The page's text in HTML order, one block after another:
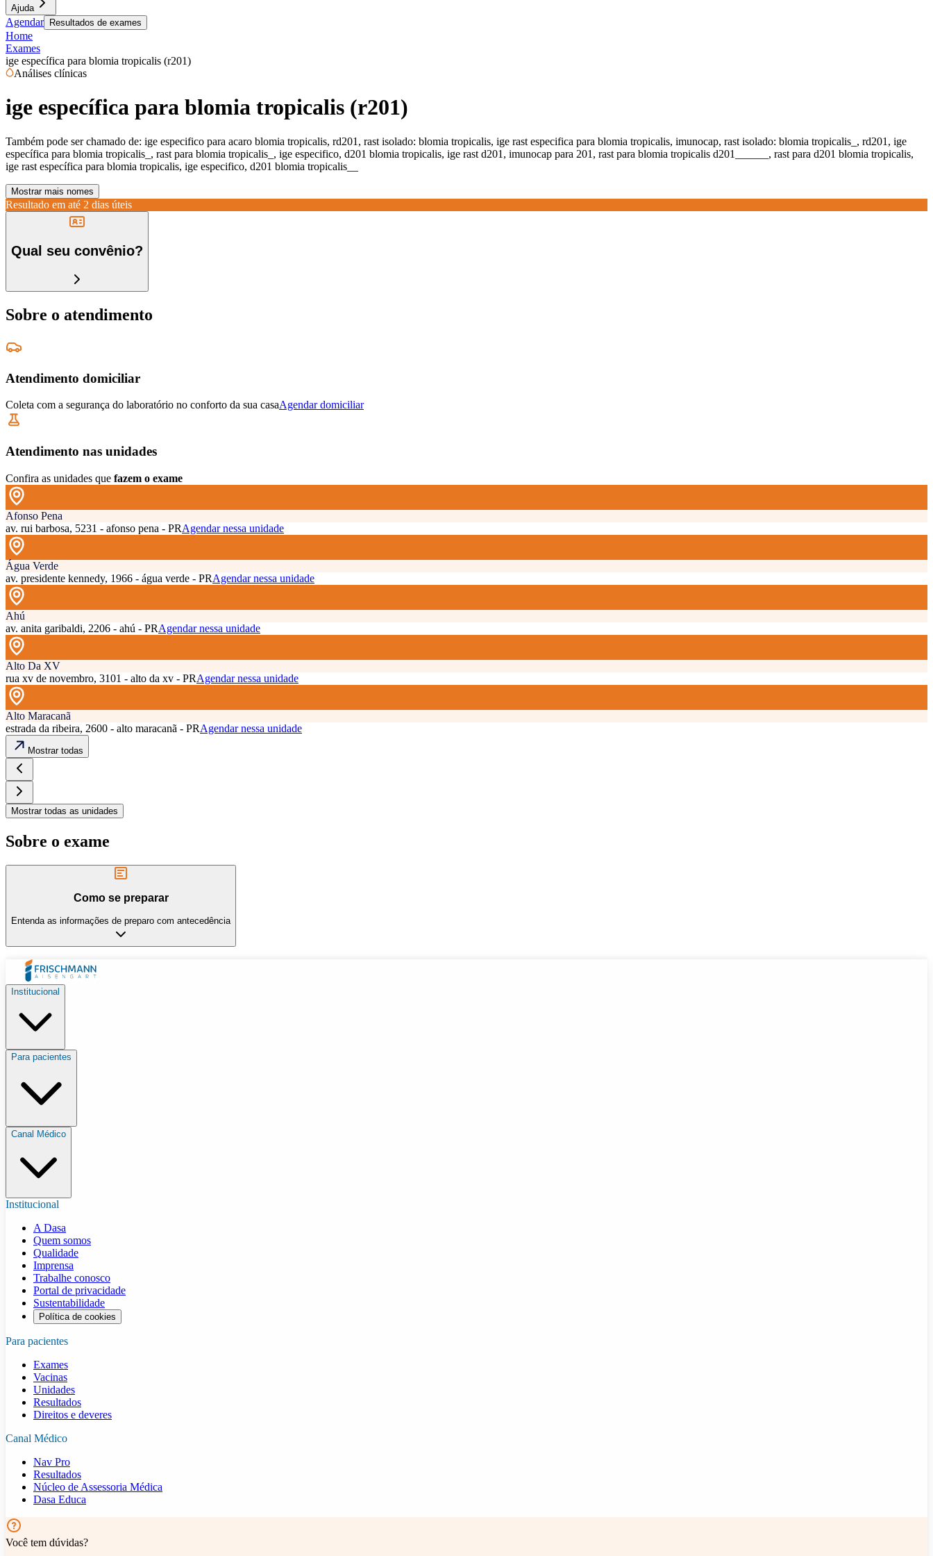
Ajuda
Agendar Resultados de exames
Home
Exames
ige específica para blomia tropicalis (r201)
Análises clínicas
ige específica para blomia tropicalis (r201)
Também pode ser chamado de: ige especifico para acaro blomia tropicalis, rd201, rast isolado: blomia tropicalis, ige rast especifica para blomia tropicalis, imunocap, rast isolado: blomia tropicalis_, rd201, ige
específica para blomia tropicalis_, rast para blomia tropicalis_, ige especifico, d201 blomia tropicalis, ige rast d201, imunocap para 201, rast para blomia tropicalis d201______, rast para d201 blomia tropicalis,
ige rast específica para blomia tropicalis, ige especifico, d201 blomia tropicalis__
Mostrar mais nomes
Resultado em até 2 dias úteis
Qual seu convênio?
Sobre o atendimento
Atendimento domiciliar
Coleta com a segurança do laboratório no conforto da sua casaAgendar domiciliar
Atendimento nas unidades
Confira as unidades que fazem o exame
Afonso Pena
av. rui barbosa, 5231 - afonso pena - PRAgendar nessa unidade
Água Verde
av. presidente kennedy, 1966 - água verde - PRAgendar nessa unidade
Ahú
av. anita garibaldi, 2206 - ahú - PRAgendar nessa unidade
Alto Da XV
rua xv de novembro, 3101 - alto da xv - PRAgendar nessa unidade
Alto Maracanã
estrada da ribeira, 2600 - alto maracanã - PRAgendar nessa unidade
Mostrar todas
Mostrar todas as unidades
Sobre o exame
Como se preparar
Entenda as informações de preparo com antecedência
Institucional
Para pacientes
Canal Médico
Institucional
A Dasa
Quem somos
Qualidade
Imprensa
Trabalhe conosco
Portal de privacidade
Sustentabilidade
Política de cookies
Para pacientes
Exames
Vacinas
Unidades
Resultados
Direitos e deveres
Canal Médico
Nav Pro
Resultados
Núcleo de Assessoria Médica
Dasa Educa
Você tem dúvidas?